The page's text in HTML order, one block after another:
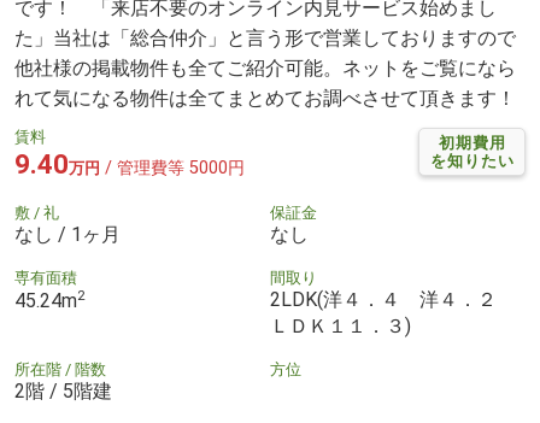
です！ 「来店不要のオンライン内見サービス始めまし
た」当社は「総合仲介」と言う形で営業しておりますので
他社様の掲載物件も全てご紹介可能。ネットをご覧になら
れて気になる物件は全てまとめてお調べさせて頂きます！
初期費用
を知りたい
賃料
9.40万円 / 管理費等 5000円
敷 / 礼
なし / 1ヶ月
保証金
なし
専有面積
45.24m2
間取り
2LDK(洋４．４ 洋４．２
ＬＤＫ１１．３)
所在階 / 階数
2階 / 5階建
方位